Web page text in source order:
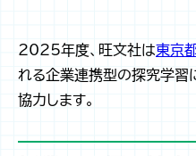
2025年度、旺文社は東京
れる企業連携型の探究学
協力します。